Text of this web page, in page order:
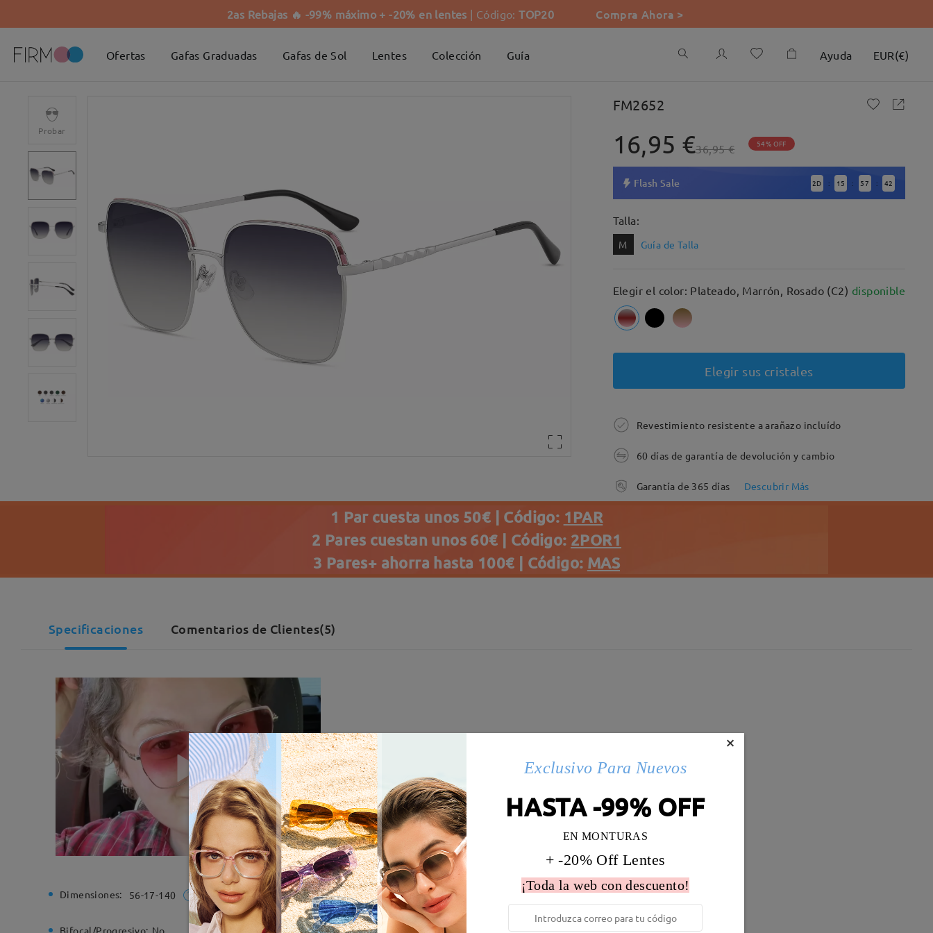
2as Rebajas 🔥 -99% máximo + -20% en lentes | Código:TOP20 Compra Ahora >
Ofertas Gafas Graduadas Gafas de Sol Lentes Colección Guía Ayuda EUR(€)
Probar
FM2652
16,95 €36,95 € 54% OFF
Flash Sale 2D : 15 : 57 : 41
Talla:
M Guía de Talla
Elegir el color: Plateado, Marrón, Rosado (C2) disponible
Elegir sus cristales
Revestimiento resistente a arañazo incluído
60 días de garantía de devolución y cambio
Garantía de 365 días Descubrir Más
1 Par cuesta unos 50€ | Código: 1PAR
2 Pares cuestan unos 60€ | Código: 2POR1
3 Pares+ ahorra hasta 100€ | Código: MAS
Specificaciones Comentarios de Clientes(5)
Dimensiones: 56-17-140 Ancho de la montura: 134 mm (Medio) Diametro de lentes: 60 mm Peso:
Bifocal/Progresivo: No Bisagra de resorte: No Material de la montura: Metal
×
Exclusivo Para Nuevos
HASTA -99% OFF
EN MONTURAS
+ -20% Off Lentes
¡Toda la web con descuento!